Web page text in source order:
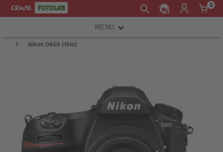
0
MENU
FOTOAPARÁTY
TISKÁRNY A SKENERY
FOTOBRAŠNY
Nikon D850 (tělo)